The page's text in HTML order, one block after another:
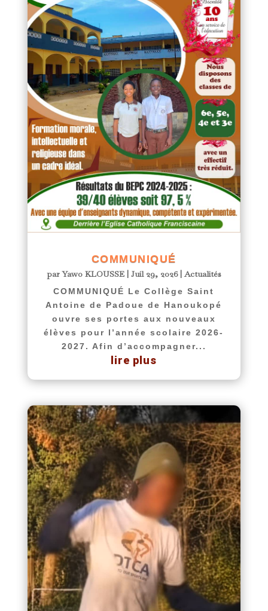
COMMUNIQUÉ
parYawo KLOUSSE| Juil 29, 2026|Actualités
COMMUNIQUÉ Le Collège Saint
Antoine de Padoue de Hanoukopé
ouvre ses portes aux nouveaux
élèves pour l’année scolaire 2026-
2027. Afin d’accompagner...
lire plus